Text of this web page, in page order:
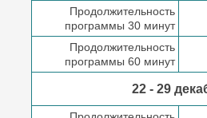
Продолжительность
программы 30 минут
Продолжительность
программы 60 минут
22 - 29